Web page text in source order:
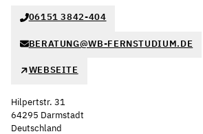
06151 3842-404
BERATUNG@WB-FERNSTUDIUM.DE
WEBSEITE
Hilpertstr. 31
64295 Darmstadt
Deutschland